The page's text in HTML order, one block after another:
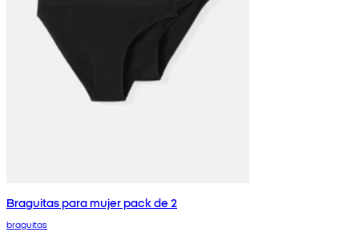
Braguitas para mujer pack de 2
braguitas